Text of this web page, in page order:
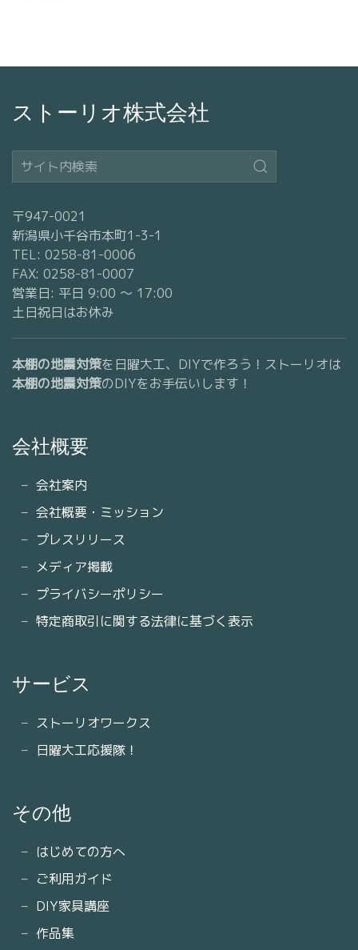
ストーリオ株式会社
〒947-0021
新潟県小千谷市本町1-3-1
TEL: 0258-81-0006
FAX: 0258-81-0007
営業日: 平日 9:00 〜 17:00
土日祝日はお休み
本棚の地震対策を日曜大工、DIYで作ろう！ストーリオは
本棚の地震対策のDIYをお手伝いします！
会社概要
会社案内
会社概要・ミッション
プレスリリース
メディア掲載
プライバシーポリシー
特定商取引に関する法律に基づく表示
サービス
ストーリオワークス
日曜大工応援隊！
その他
はじめての方へ
ご利用ガイド
DIY家具講座
作品集